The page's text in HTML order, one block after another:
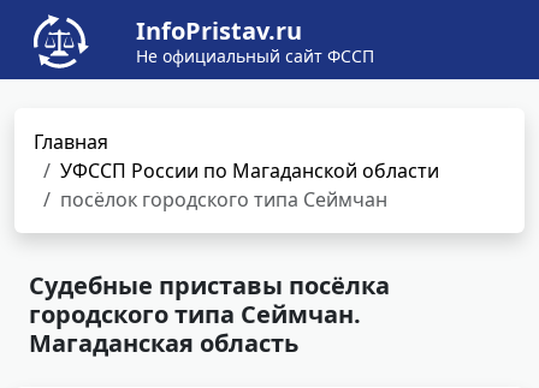
InfoPristav.ru
Не официальный сайт ФССП
Главная
УФССП России по Магаданской области
посёлок городского типа Сеймчан
Судебные приставы посёлка
городского типа Сеймчан.
Магаданская область